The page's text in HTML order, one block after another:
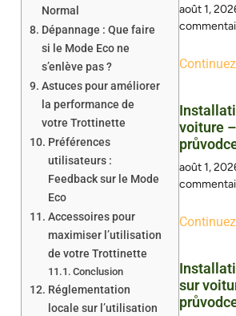
Normal
Dépannage : Que faire
si le Mode Eco ne
s’enlève pas ?
Astuces pour améliorer
la performance de
votre Trottinette
Préférences
utilisateurs :
Feedback sur le Mode
Eco
Accessoires pour
maximiser l’utilisation
de votre Trottinette
Conclusion
Réglementation
locale sur l’utilisation
août 1,
voiture
août 1,
sur